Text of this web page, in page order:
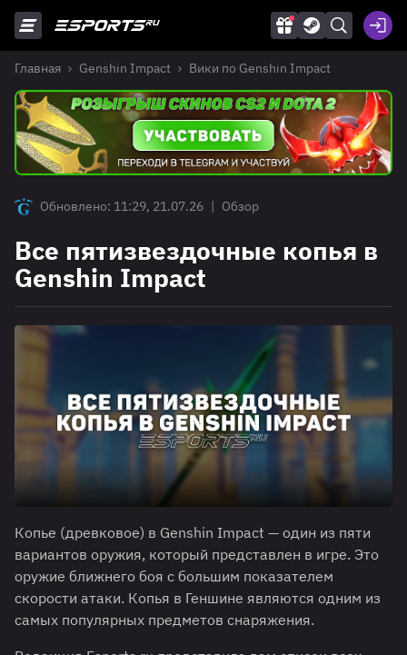
Главная Genshin Impact Вики по Genshin Impact
Обновлено: 11:29, 21.07.26 | Обзор
Все пятизвездочные копья в
Genshin Impact
Копье (древковое) в Genshin Impact — один из пяти
вариантов оружия, который представлен в игре. Это
оружие ближнего боя с большим показателем
скорости атаки. Копья в Геншине являются одним из
самых популярных предметов снаряжения.